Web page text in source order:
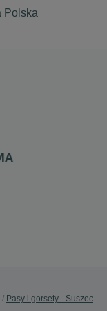
Pasy i gorsety - Suszec